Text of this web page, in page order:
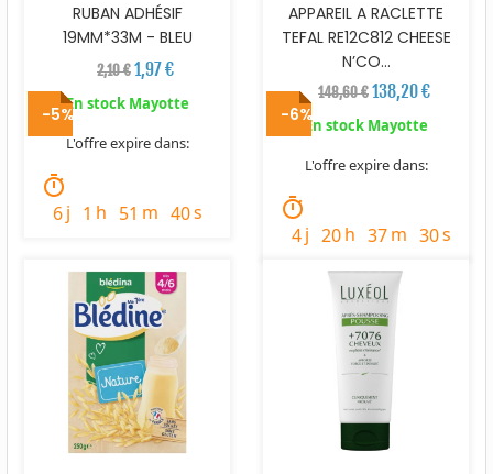
RUBAN ADHÉSIF
19MM*33M - BLEU
2,10 €1,97 €
En stock Mayotte
L'offre expire dans:
timer
6j 1 h 51 m 39s
APPAREIL A RACLETTE
TEFAL RE12C812 CHEESE
N’CO...
148,60 €138,20 €
En stock Mayotte
L'offre expire dans:
timer
4j 20h 37m 29s
-5% -6%